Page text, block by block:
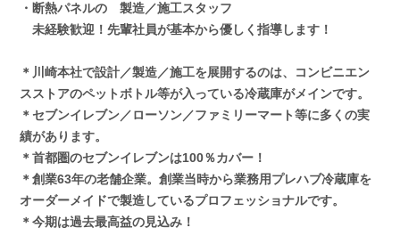
・断熱パネルの 製造／施工スタッフ
未経験歓迎！先輩社員が基本から優しく指導します！
＊川崎本社で設計／製造／施工を展開するのは、コンビニエン
スストアのペットボトル等が入っている冷蔵庫がメインです。
＊セブンイレブン／ローソン／ファミリーマート等に多くの実
績があります。
＊首都圏のセブンイレブンは100％カバー！
＊創業63年の老舗企業。創業当時から業務用プレハブ冷蔵庫を
オーダーメイドで製造しているプロフェッショナルです。
＊今期は過去最高益の見込み！